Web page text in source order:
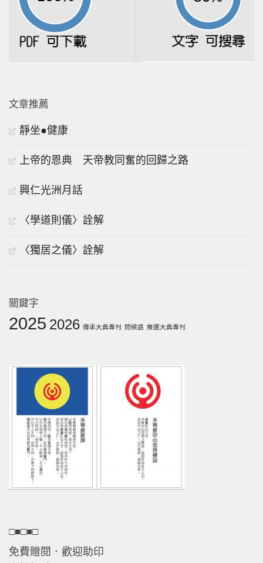
文章推薦
靜坐●健康
上帝的恩典 天帝教同奮的回歸之路
興仁光洲月話
〈學道則儀〉詮解
〈獨居之儀〉詮解
關鍵字
2025 2026 傳承大典專刊 問候語 推選大典專刊
□■□■□
免費贈閱．歡迎助印